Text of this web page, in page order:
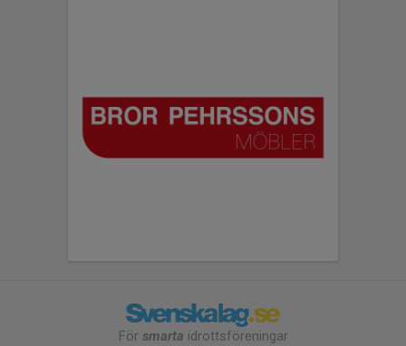
För smarta idrottsföreningar